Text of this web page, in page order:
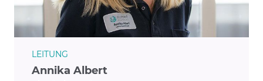
LEITUNG
Annika Albert